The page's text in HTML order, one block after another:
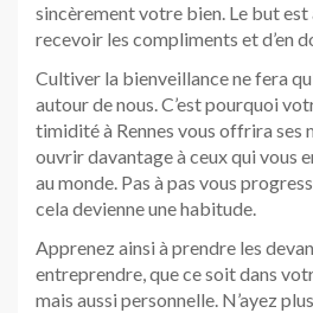
sincèrement votre bien. Le but est
recevoir les compliments et d’en
Cultiver la bienveillance ne fera
autour de nous. C’est pourquoi
timidité à Rennes vous offrira ses
ouvrir davantage à ceux qui vous
au monde. Pas à pas vous
cela devienne une habitude.
Apprenez ainsi à prendre les
entreprendre, que ce soit dans
mais aussi personnelle. N’ayez